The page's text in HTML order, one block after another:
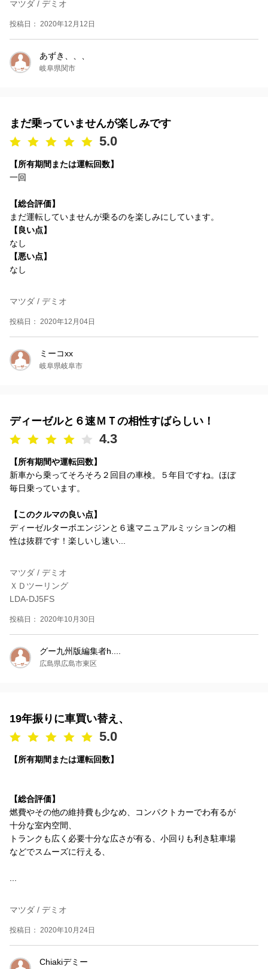
マツダ / デミオ
投稿日： 2020年12月12日
あずき、、、
岐阜県関市
まだ乗っていませんが楽しみです
5.0
【所有期間または運転回数】
一回
【総合評価】
まだ運転していませんが乗るのを楽しみにしています。
【良い点】
なし
【悪い点】
なし
マツダ / デミオ
投稿日： 2020年12月04日
ミーコxx
岐阜県岐阜市
ディーゼルと６速ＭＴの相性すばらしい！
4.3
【所有期間や運転回数】
新車から乗ってそろそろ２回目の車検。５年目ですね。ほぼ
毎日乗っています。
【このクルマの良い点】
ディーゼルターボエンジンと６速マニュアルミッションの相
性は抜群です！楽しいし速い...
マツダ / デミオ
ＸＤツーリング
LDA-DJ5FS
投稿日： 2020年10月30日
グー九州版編集者h....
広島県広島市東区
19年振りに車買い替え、
5.0
【所有期間または運転回数】
【総合評価】
燃費やその他の維持費も少なめ、コンパクトカーでわ有るが
十分な室内空間、
トランクも広く必要十分な広さが有る、小回りも利き駐車場
などでスムーズに行える、
マツダ / デミオ
投稿日： 2020年10月24日
Chiakiデミー